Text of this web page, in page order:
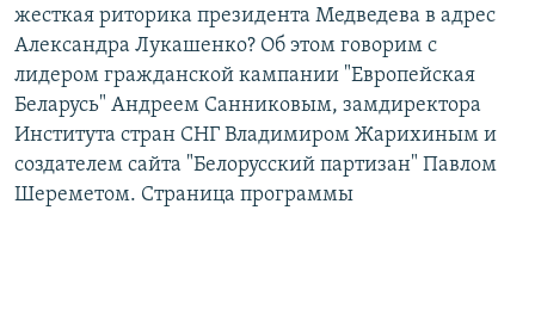
Все сайты РСЕ/РС
жесткая риторика президента Медведева в адрес
Александра Лукашенко? Об этом говорим с
лидером гражданской кампании "Европейская
Беларусь" Андреем Санниковым, замдиректора
Института стран СНГ Владимиром Жарихиным и
создателем сайта "Белорусский партизан" Павлом
Шереметом. Страница программы